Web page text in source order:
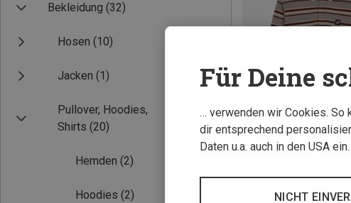
Bekleidung (32)
Hosen (10)
Jacken (1)
Pullover, Hoodies,
Shirts (20)
Hemden (2)
Hoodies (2)
Für Deine
… verwenden wir Cookies. So
dir entsprechend
Daten u.a. auch in den USA
NICHT